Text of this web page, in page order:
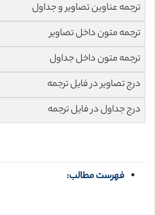
ترجمه عناوین تصاویر و جداول
ترجمه متون داخل تصاویر
ترجمه متون داخل جداول
درج تصاویر در فایل ترجمه
درج جداول در فایل ترجمه
فهرست مطالب: